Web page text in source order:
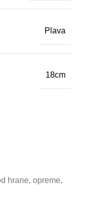
Plava
18cm
hrane, opreme,